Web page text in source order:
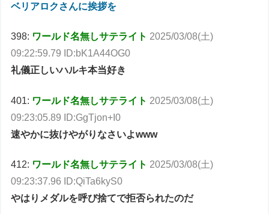
ベリアロクさんに挨拶を
398: ワールド名無しサテライト 2025/03/08(土)
09:22:59.79 ID:bK1A44OG0
礼儀正しいハルキ本当好き
401: ワールド名無しサテライト 2025/03/08(土)
09:23:05.89 ID:GgTjon+I0
速やかに抜けやがりなさいよwww
412: ワールド名無しサテライト 2025/03/08(土)
09:23:37.96 ID:QiTa6kyS0
やはりメダルを呼び捨てで拒否られたのだ